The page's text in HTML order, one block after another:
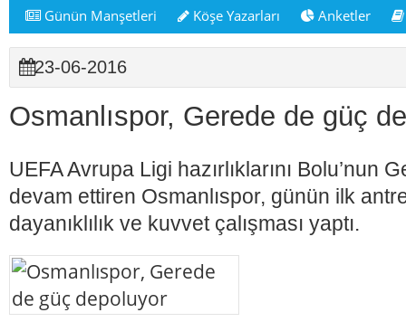
Günün Manşetleri Köşe Yazarları Anketler
23-06-2016
Osmanlıspor, Gerede de güç
UEFA Avrupa Ligi hazırlıklarını Bolu’nun
devam ettiren Osmanlıspor, günün ilk
dayanıklılık ve kuvvet çalışması yaptı.